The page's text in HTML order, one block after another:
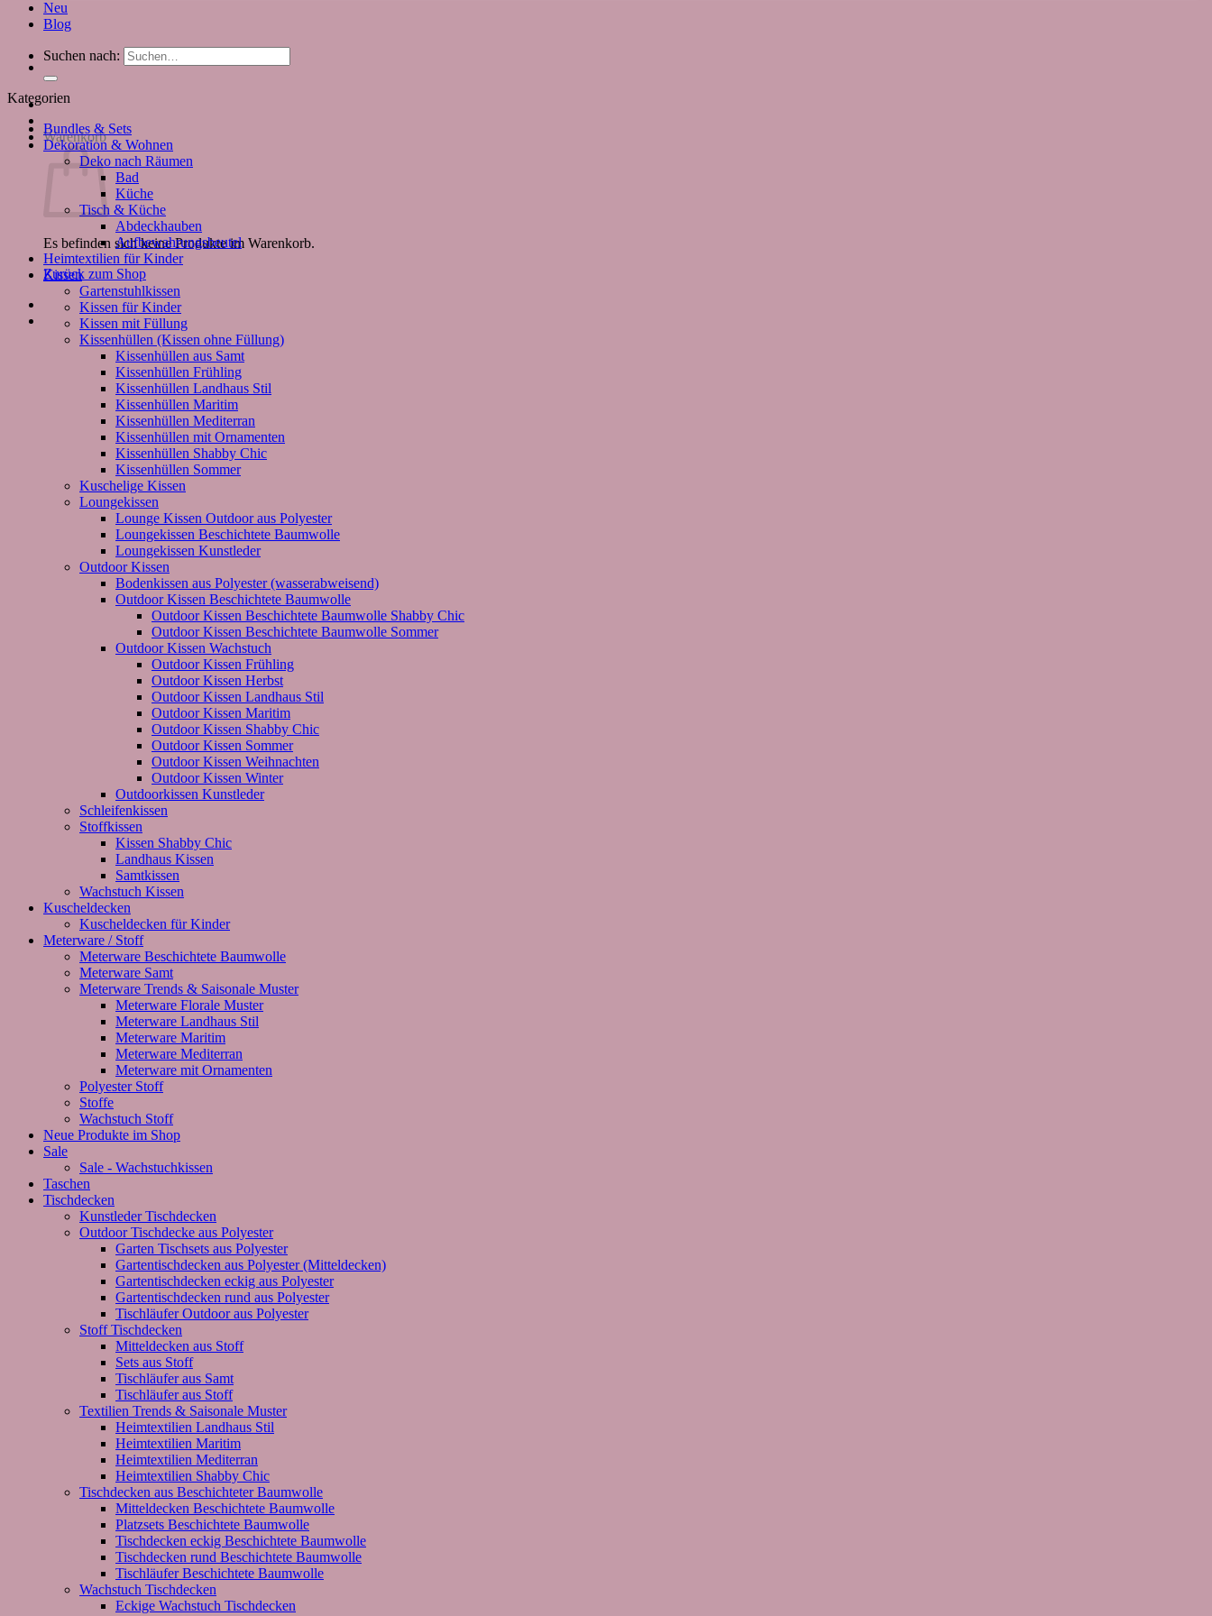
Neu
Blog
Suchen nach:
Warenkorb
Es befinden sich keine Produkte im Warenkorb.
Zurück zum Shop
Kategorien
Bundles & Sets
Dekoration & Wohnen
Deko nach Räumen
Bad
Küche
Tisch & Küche
Abdeckhauben
Aufbewahrungsbeutel
Heimtextilien für Kinder
Kissen
Gartenstuhlkissen
Kissen für Kinder
Kissen mit Füllung
Kissenhüllen (Kissen ohne Füllung)
Kissenhüllen aus Samt
Kissenhüllen Frühling
Kissenhüllen Landhaus Stil
Kissenhüllen Maritim
Kissenhüllen Mediterran
Kissenhüllen mit Ornamenten
Kissenhüllen Shabby Chic
Kissenhüllen Sommer
Kuschelige Kissen
Loungekissen
Lounge Kissen Outdoor aus Polyester
Loungekissen Beschichtete Baumwolle
Loungekissen Kunstleder
Outdoor Kissen
Bodenkissen aus Polyester (wasserabweisend)
Outdoor Kissen Beschichtete Baumwolle
Outdoor Kissen Beschichtete Baumwolle Shabby Chic
Outdoor Kissen Beschichtete Baumwolle Sommer
Outdoor Kissen Wachstuch
Outdoor Kissen Frühling
Outdoor Kissen Herbst
Outdoor Kissen Landhaus Stil
Outdoor Kissen Maritim
Outdoor Kissen Shabby Chic
Outdoor Kissen Sommer
Outdoor Kissen Weihnachten
Outdoor Kissen Winter
Outdoorkissen Kunstleder
Schleifenkissen
Stoffkissen
Kissen Shabby Chic
Landhaus Kissen
Samtkissen
Wachstuch Kissen
Kuscheldecken
Kuscheldecken für Kinder
Meterware / Stoff
Meterware Beschichtete Baumwolle
Meterware Samt
Meterware Trends & Saisonale Muster
Meterware Florale Muster
Meterware Landhaus Stil
Meterware Maritim
Meterware Mediterran
Meterware mit Ornamenten
Polyester Stoff
Stoffe
Wachstuch Stoff
Neue Produkte im Shop
Sale
Sale - Wachstuchkissen
Taschen
Tischdecken
Kunstleder Tischdecken
Outdoor Tischdecke aus Polyester
Garten Tischsets aus Polyester
Gartentischdecken aus Polyester (Mitteldecken)
Gartentischdecken eckig aus Polyester
Gartentischdecken rund aus Polyester
Tischläufer Outdoor aus Polyester
Stoff Tischdecken
Mitteldecken aus Stoff
Sets aus Stoff
Tischläufer aus Samt
Tischläufer aus Stoff
Textilien Trends & Saisonale Muster
Heimtextilien Landhaus Stil
Heimtextilien Maritim
Heimtextilien Mediterran
Heimtextilien Shabby Chic
Tischdecken aus Beschichteter Baumwolle
Mitteldecken Beschichtete Baumwolle
Platzsets Beschichtete Baumwolle
Tischdecken eckig Beschichtete Baumwolle
Tischdecken rund Beschichtete Baumwolle
Tischläufer Beschichtete Baumwolle
Wachstuch Tischdecken
Eckige Wachstuch Tischdecken